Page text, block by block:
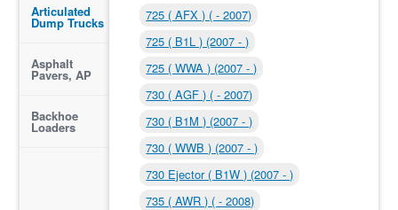
Articulated
Dump Trucks
725 ( AFX ) ( - 2007)
725 ( B1L ) (2007 - )
725 ( WWA ) (2007 - )
730 ( AGF ) ( - 2007)
730 ( B1M ) (2007 - )
730 ( WWB ) (2007 - )
730 Ejector ( B1W ) (2007 - )
735 ( AWR ) ( - 2008)
Asphalt
Pavers, AP
Backhoe
Loaders